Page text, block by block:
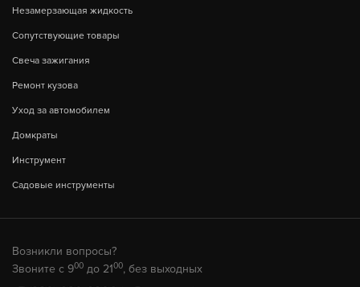
Незамерзающая жидкость
Сопутствующие товары
Свеча зажигания
Ремонт кузова
Уход за автомобилем
Домкраты
Инструмент
Садовые инструменты
Возникли вопросы?
Звоните с 900 до 2100, без выходных